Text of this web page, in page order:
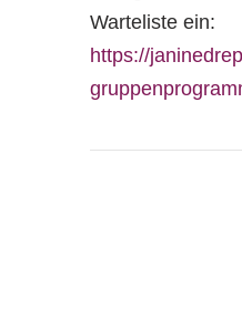
Warteliste ein:
https://